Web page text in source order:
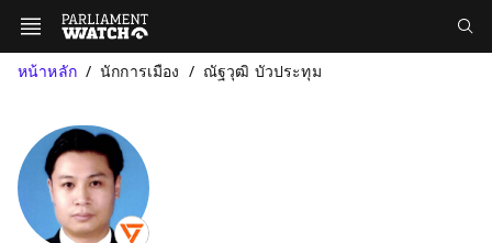
หน้าหลัก นักการเมือง ณัฐวุฒิ บัวประทุม